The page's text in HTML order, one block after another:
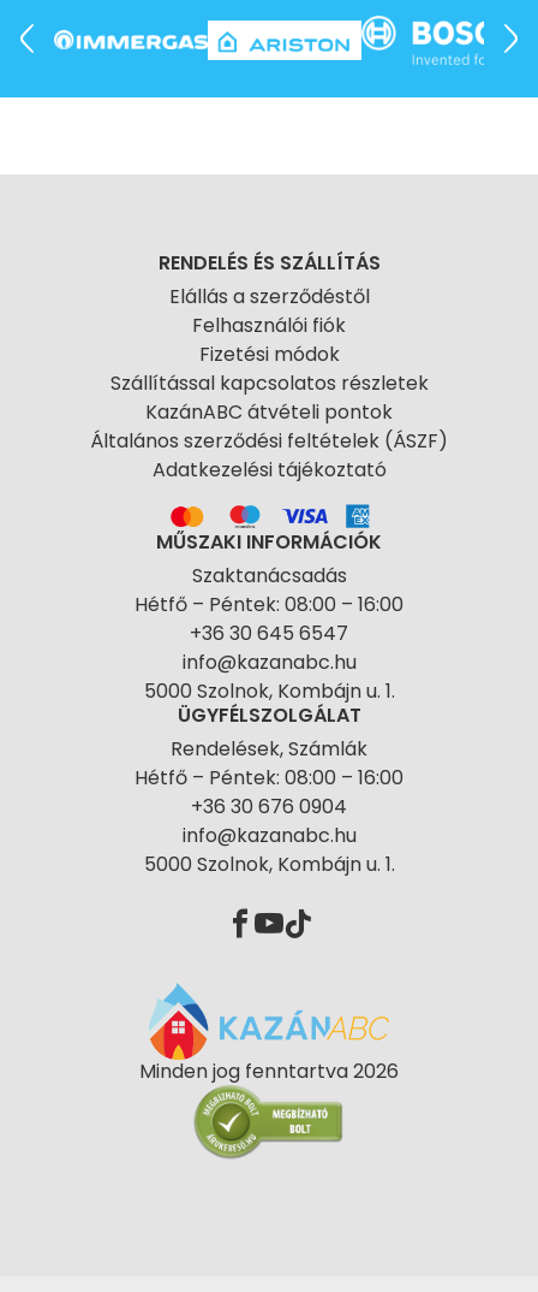
RENDELÉS ÉS SZÁLLÍTÁS
Elállás a szerződéstől
Felhasználói fiók
Fizetési módok
Szállítással kapcsolatos részletek
KazánABC átvételi pontok
Általános szerződési feltételek (ÁSZF)
Adatkezelési tájékoztató
MŰSZAKI INFORMÁCIÓK
Szaktanácsadás
Hétfő – Péntek: 08:00 – 16:00
+36 30 645 6547
info@kazanabc.hu
5000 Szolnok, Kombájn u. 1.
ÜGYFÉLSZOLGÁLAT
Rendelések, Számlák
Hétfő – Péntek: 08:00 – 16:00
+36 30 676 0904
info@kazanabc.hu
5000 Szolnok, Kombájn u. 1.
Minden jog fenntartva 2026